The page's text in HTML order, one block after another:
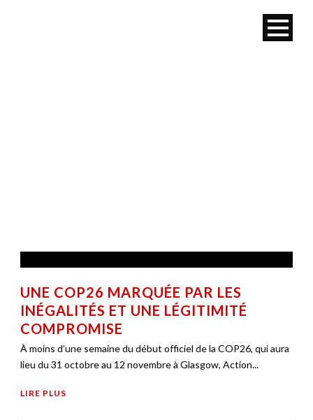
UNE COP26 MARQUÉE PAR LES
INÉGALITÉS ET UNE LÉGITIMITÉ
COMPROMISE
À moins d’une semaine du début officiel de la COP26, qui aura
lieu du 31 octobre au 12 novembre à Glasgow, Action...
LIRE PLUS